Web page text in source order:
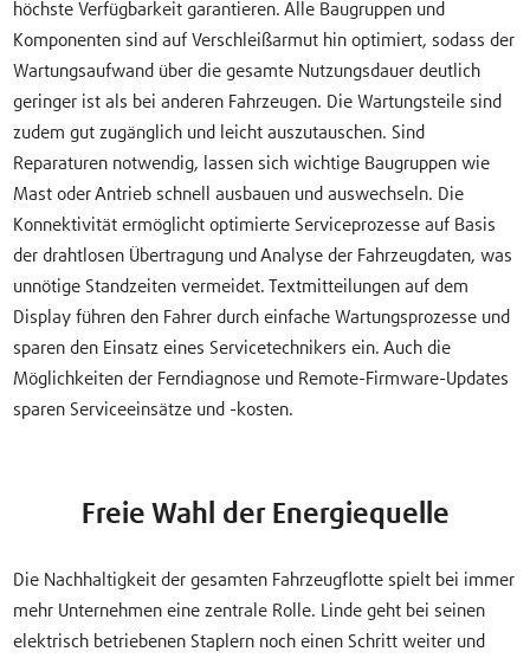
höchste Verfügbarkeit garantieren. Alle Baugruppen und
Komponenten sind auf Verschleißarmut hin optimiert, sodass der
Wartungsaufwand über die gesamte Nutzungsdauer deutlich
geringer ist als bei anderen Fahrzeugen. Die Wartungsteile sind
zudem gut zugänglich und leicht auszutauschen. Sind
Reparaturen notwendig, lassen sich wichtige Baugruppen wie
Mast oder Antrieb schnell ausbauen und auswechseln. Die
Konnektivität ermöglicht optimierte Serviceprozesse auf Basis
der drahtlosen Übertragung und Analyse der Fahrzeugdaten, was
unnötige Standzeiten vermeidet. Textmitteilungen auf dem
Display führen den Fahrer durch einfache Wartungsprozesse und
sparen den Einsatz eines Servicetechnikers ein. Auch die
Möglichkeiten der Ferndiagnose und Remote-Firmware-Updates
sparen Serviceeinsätze und -kosten.
Freie Wahl der Energiequelle
Die Nachhaltigkeit der gesamten Fahrzeugflotte spielt bei immer
mehr Unternehmen eine zentrale Rolle. Linde geht bei seinen
elektrisch betriebenen Staplern noch einen Schritt weiter und